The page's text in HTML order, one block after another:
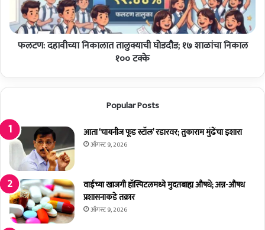
शाळांचा
निकाल
१००
टक्के
फलटण: दहावीच्या निकालात तालुक्याची घोडदौड; १७ शाळांचा निकाल
१०० टक्के
Popular Posts
आता ‘चायनीज फूड स्टॉल’ रडारवर; तुकाराम मुंढेंचा इशारा
ऑगस्ट 9, 2026
वाईच्या खाजगी हॉस्पिटलमध्ये मुदतबाह्य औषधे; अन्न-औषध
प्रशासनाकडे तक्रार
ऑगस्ट 9, 2026